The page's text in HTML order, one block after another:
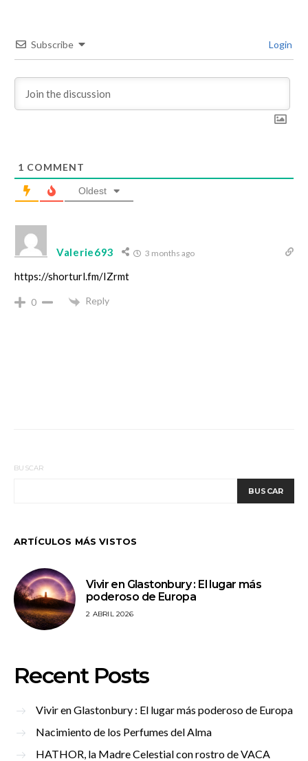
Subscribe Login
1 COMMENT
Oldest
Valerie693 3 months ago
https://shorturl.fm/IZrmt
0 Reply
BUSCAR
BUSCAR
ARTÍCULOS MÁS VISTOS
Vivir en Glastonbury : El lugar más
poderoso de Europa
2 ABRIL 2026
Recent Posts
Vivir en Glastonbury : El lugar más poderoso de Europa
Nacimiento de los Perfumes del Alma
HATHOR, la Madre Celestial con rostro de VACA